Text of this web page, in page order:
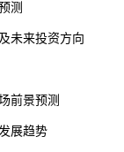
测
未来投资方向
前景预测
展趋势